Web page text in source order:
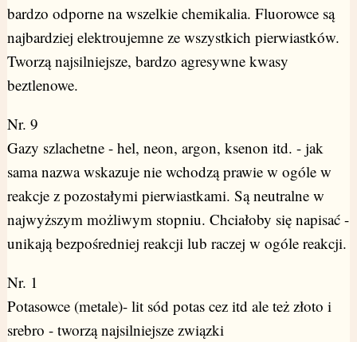
bardzo odporne na wszelkie chemikalia. Fluorowce są
najbardziej elektroujemne ze wszystkich pierwiastków.
Tworzą najsilniejsze, bardzo agresywne kwasy
beztlenowe.
Nr. 9
Gazy szlachetne - hel, neon, argon, ksenon itd. - jak
sama nazwa wskazuje nie wchodzą prawie w ogóle w
reakcje z pozostałymi pierwiastkami. Są neutralne w
najwyższym możliwym stopniu. Chciałoby się napisać -
unikają bezpośredniej reakcji lub raczej w ogóle reakcji.
Nr. 1
Potasowce (metale)- lit sód potas cez itd ale też złoto i
srebro - tworzą najsilniejsze związki